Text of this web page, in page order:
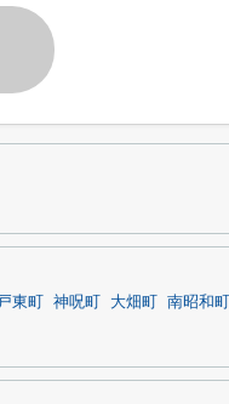
東町 神呪町 大畑町
南昭和町